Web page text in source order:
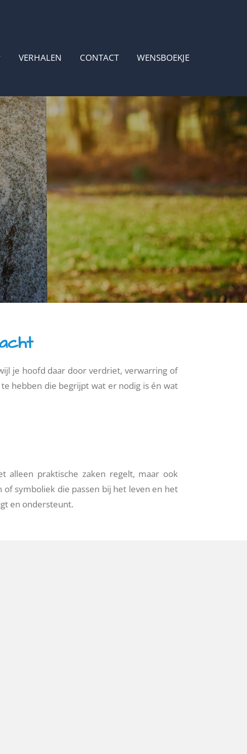
VERHALEN CONTACT WENSBOEKJE
je hoofd daar door verdriet, verwarring of
hebben die begrijpt wat er nodig is én wat
alleen praktische zaken regelt, maar ook
symboliek die passen bij het leven en het
en ondersteunt.